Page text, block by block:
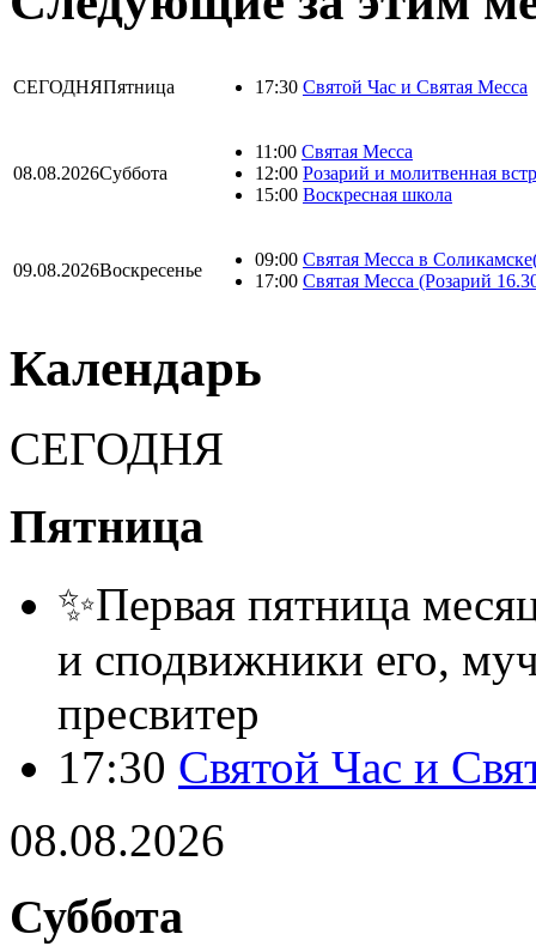
СЕГОДНЯПятница 17:30 Святой Час и Святая Месса
08.08.2026Суббота
11:00 Святая Месса
12:00 Розарий и молитвенная
15:00 Воскресная школа
09.08.2026Воскресенье
09:00 Святая Месса в
17:00 Святая Месса (Розарий
Календарь
СЕГОДНЯ
Пятница
✨Первая пятница
и сподвижники его,
пресвитер
17:30 Святой Час и
08.08.2026
Суббота